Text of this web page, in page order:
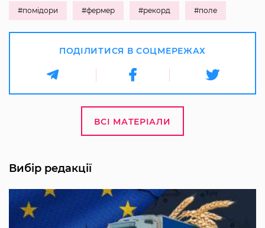
#помідори #фермер #рекорд #поле
ПОДІЛИТИСЯ В СОЦМЕРЕЖАХ
ВСІ МАТЕРІАЛИ
Вибір редакції